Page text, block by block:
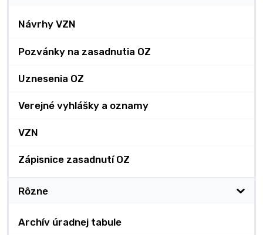
Návrhy VZN
Pozvánky na zasadnutia OZ
Uznesenia OZ
Verejné vyhlášky a oznamy
VZN
Zápisnice zasadnutí OZ
Rôzne
Archív úradnej tabule